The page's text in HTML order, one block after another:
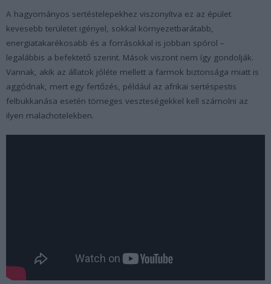
A hagyományos sertéstelepekhez viszonyítva ez az épület
kevesebb területet igényel, sokkal környezetbarátabb,
energiatakarékosabb és a forrásokkal is jobban spórol –
legalábbis a befektető szerint. Mások viszont nem így gondolják.
Vannak, akik az állatok jóléte mellett a farmok biztonsága miatt is
aggódnak, mert egy fertőzés, például az afrikai sertéspestis
felbukkanása esetén tömeges veszteségekkel kell számolni az
ilyen malachotelekben.